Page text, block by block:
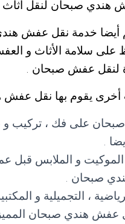
صبحان لنقل أثاث
خدمة نقل عفش هندي
سلامة الأثاث و
لنقل عفش صبحان .
أخرى يقوم بها نقل عفش
على فك ، تركيب و
.
و الملابس قبل
صبحان .
، التجميلية و
عفش هندي صبحان